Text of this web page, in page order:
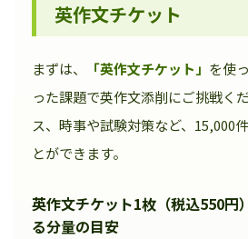
英作文チケット
まずは、 「英作文チケット」 を使
った課題で英作文添削にご挑戦く
ス、時事や試験対策など、15,000
とができます。
英作文チケット1枚（税込550円
る分量の目安